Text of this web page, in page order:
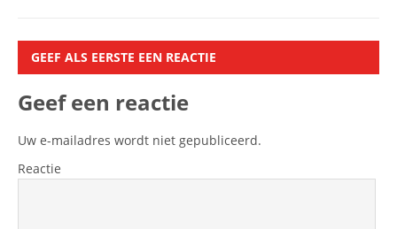
GEEF ALS EERSTE EEN REACTIE
Geef een reactie
Uw e-mailadres wordt niet gepubliceerd.
Reactie